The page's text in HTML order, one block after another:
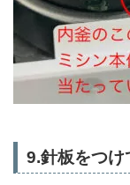
9.針板をつけ